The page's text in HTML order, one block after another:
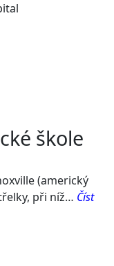
škole
(americký
při níž… Číst